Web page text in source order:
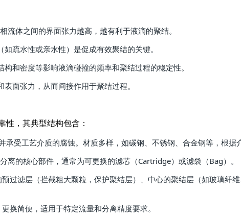
体之间的界面张力越高，越有利于液滴的聚结。
疏水性或亲水性）是促成有效聚结的关键。
和密度等影响液滴碰撞的频率和聚结过程的稳定性。
面张力，从而间接作用于聚结过程。
性，其典型结构包含：
受工艺介质的腐蚀。材质多样，如碳钢、不锈钢、合金钢等，根据
离的核心部件，通常为可更换的滤芯（Cartridge）或滤袋（Bag）。
过滤层（拦截粗大颗粒，保护聚结层）、中心的聚结层（如玻璃纤
换简便，适用于特定流量和分离精度要求。